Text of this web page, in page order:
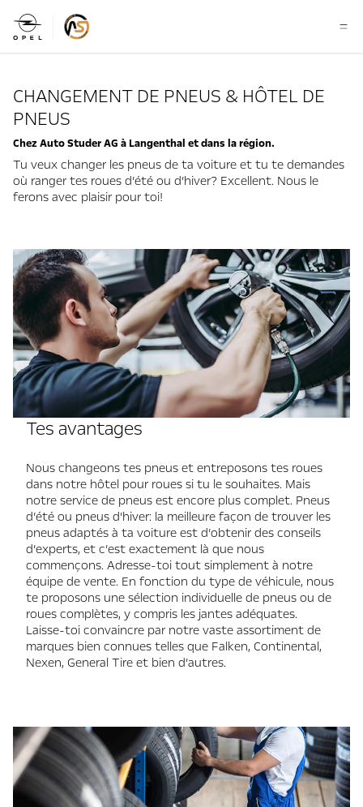
CHANGEMENT DE PNEUS & HÔTEL DE
PNEUS
Chez Auto Studer AG à Langenthal et dans la région.
Tu veux changer les pneus de ta voiture et tu te demandes
où ranger tes roues d’été ou d’hiver? Excellent. Nous le
ferons avec plaisir pour toi!
Tes avantages
Nous changeons tes pneus et entreposons tes roues
dans notre hôtel pour roues si tu le souhaites. Mais
notre service de pneus est encore plus complet. Pneus
d’été ou pneus d’hiver: la meilleure façon de trouver les
pneus adaptés à ta voiture est d’obtenir des conseils
d’experts, et c’est exactement là que nous
commençons. Adresse-toi tout simplement à notre
équipe de vente. En fonction du type de véhicule, nous
te proposons une sélection individuelle de pneus ou de
roues complètes, y compris les jantes adéquates.
Laisse-toi convaincre par notre vaste assortiment de
marques bien connues telles que Falken, Continental,
Nexen, General Tire et bien d’autres.